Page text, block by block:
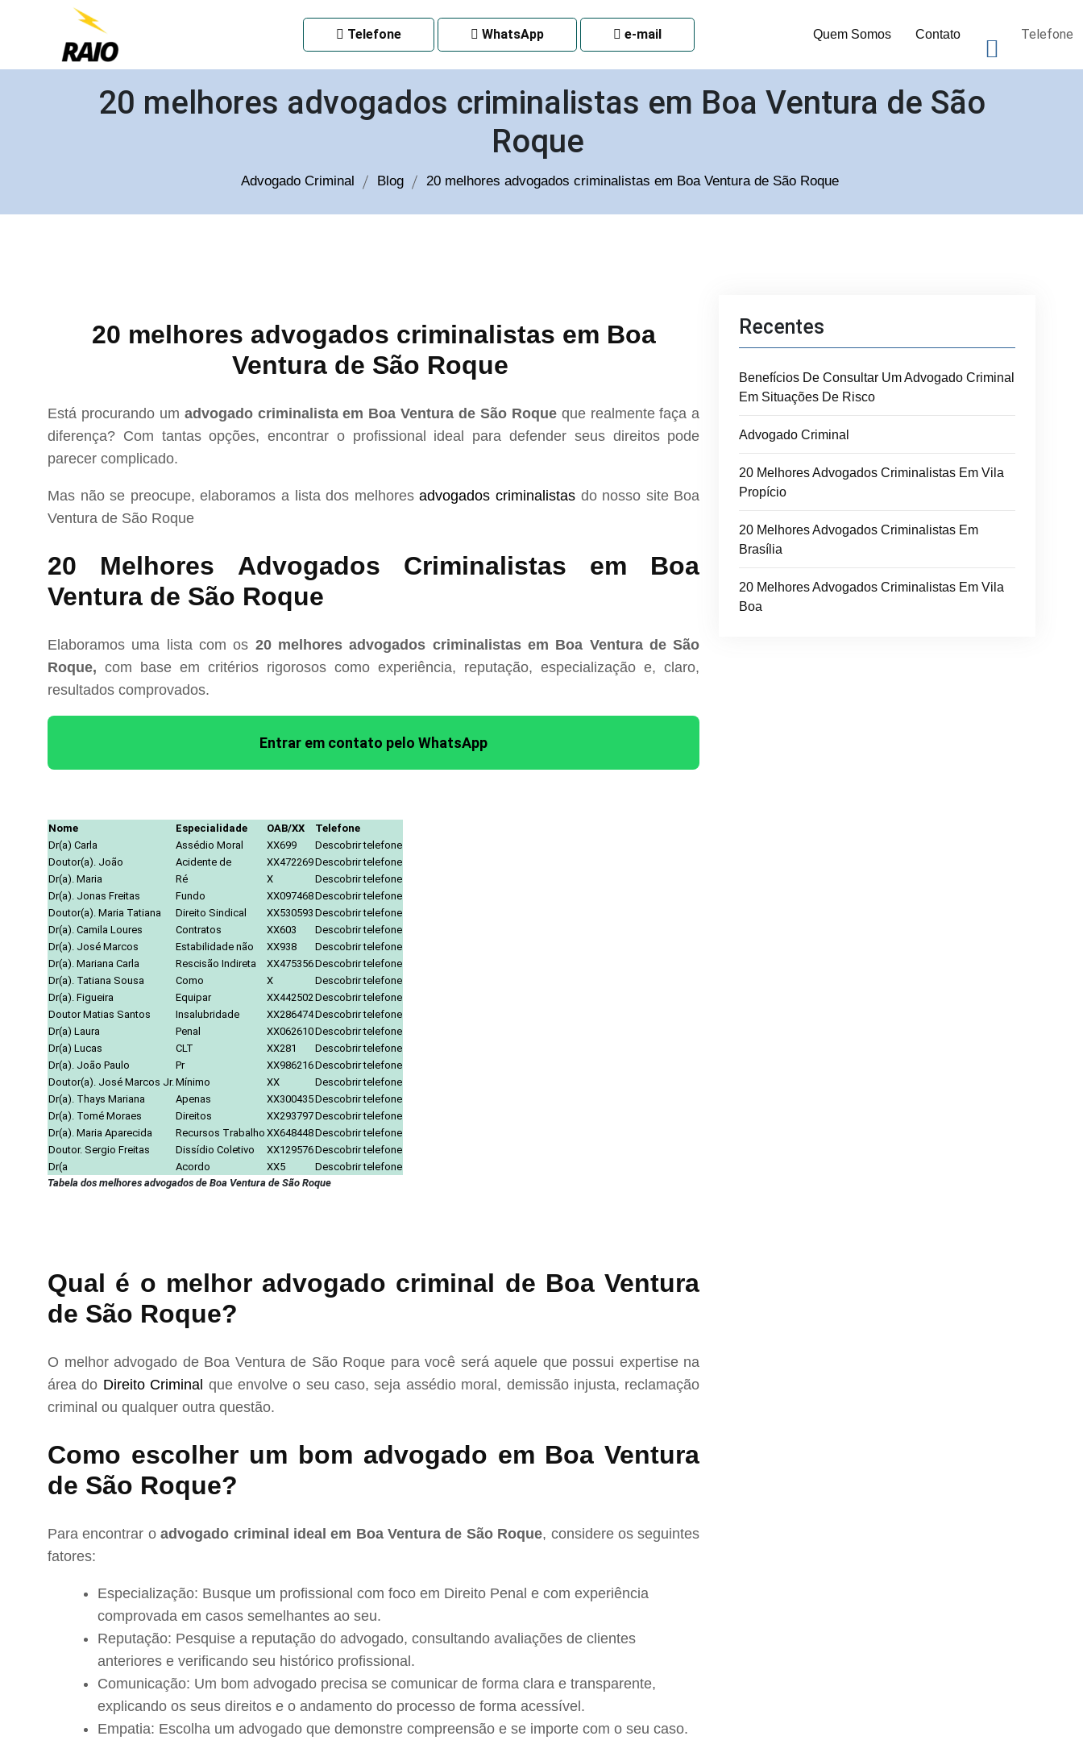
Telefone WhatsApp e-mail Quem Somos Contato Telefone
20 melhores advogados criminalistas em Boa Ventura de São
Roque
Advogado Criminal Blog 20 melhores advogados criminalistas em Boa Ventura de São Roque
20 melhores advogados criminalistas em Boa
Ventura de São Roque
Está procurando um advogado criminalista em Boa Ventura de São Roqueque realmente faça a
diferença? Com tantas opções, encontrar o profissional ideal para defender seus direitos pode
parecer complicado.
Mas não se preocupe, elaboramos a lista dos melhoresadvogados criminalistasdo nosso site Boa
Ventura de São Roque
20 Melhores Advogados Criminalistas em Boa
Ventura de São Roque
Elaboramos uma lista com os 20 melhores advogados criminalistas em Boa Ventura de São
Roque, com base em critérios rigorosos como experiência, reputação, especialização e, claro,
resultados comprovados.
Entrar em contato pelo WhatsApp
Nome Especialidade OAB/XX
Telefone
Dr(a) Carla
Assédio Moral XX699
Descobrir telefone
Doutor(a). João
Acidente de XX472269Descobrir telefone
Dr(a). Maria
Ré X
Descobrir telefone
Dr(a). Jonas Freitas
Fundo XX097468Descobrir telefone
Doutor(a). Maria Tatiana
Direito Sindical XX530593 Descobrir telefone
Dr(a). Camila Loures
Contratos XX603
Descobrir telefone
Dr(a). José Marcos
Estabilidade não XX938
Descobrir telefone
Dr(a). Mariana Carla
Rescisão Indireta XX475356Descobrir telefone
Dr(a). Tatiana Sousa
Como X
Descobrir telefone
Dr(a). Figueira
Equipar XX442502 Descobrir telefone
Doutor Matias Santos
Insalubridade XX286474Descobrir telefone
Dr(a) Laura
Penal XX062610Descobrir telefone
Dr(a) Lucas
CLT XX281
Descobrir telefone
Dr(a). João Paulo
Pr XX986216Descobrir telefone
Doutor(a). José Marcos Jr. Mínimo XX
Descobrir telefone
Dr(a). Thays Mariana
Apenas XX300435Descobrir telefone
Dr(a). Tomé Moraes
Direitos XX293797Descobrir telefone
Dr(a). Maria Aparecida
Recursos Trabalho XX648448Descobrir telefone
Doutor. Sergio Freitas
Dissídio Coletivo XX129576Descobrir telefone
Dr(a
Acordo XX5
Descobrir telefone
Tabela dos melhores advogados de Boa Ventura de São Roque
Qual é o melhor advogado criminal de Boa Ventura
de São Roque?
O melhor advogado de Boa Ventura de São Roque para você será aquele que possui expertise na
área do Direito Criminal que envolve o seu caso, seja assédio moral, demissão injusta, reclamação
criminal ou qualquer outra questão.
Como escolher um bom advogado em Boa Ventura
de São Roque?
Para encontrar oadvogado criminal ideal em Boa Ventura de São Roque, considere os seguintes
fatores:
Especialização: Busque um profissional com foco em Direito Penal e com experiência
comprovada em casos semelhantes ao seu.
Reputação: Pesquise a reputação do advogado, consultando avaliações de clientes
anteriores e verificando seu histórico profissional.
Comunicação: Um bom advogado precisa se comunicar de forma clara e transparente,
explicando os seus direitos e o andamento do processo de forma acessível.
Empatia: Escolha um advogado que demonstre compreensão e se importe com o seu caso.
Recentes
Benefícios De Consultar Um Advogado Criminal
Em Situações De Risco
Advogado Criminal
20 Melhores Advogados Criminalistas Em Vila
Propício
20 Melhores Advogados Criminalistas Em
Brasília
20 Melhores Advogados Criminalistas Em Vila
Boa